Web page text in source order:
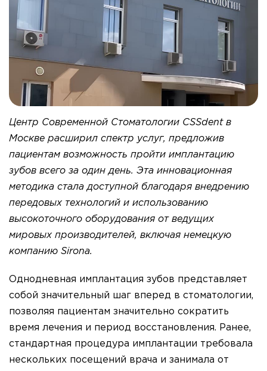
Центр Современной Стоматологии CSSdent в
Москве расширил спектр услуг, предложив
пациентам возможность пройти имплантацию
зубов всего за один день. Эта инновационная
методика стала доступной благодаря внедрению
передовых технологий и использованию
высокоточного оборудования от ведущих
мировых производителей, включая немецкую
компанию Sirona.
Однодневная имплантация зубов представляет
собой значительный шаг вперед в стоматологии,
позволяя пациентам значительно сократить
время лечения и период восстановления. Ранее,
стандартная процедура имплантации требовала
нескольких посещений врача и занимала от